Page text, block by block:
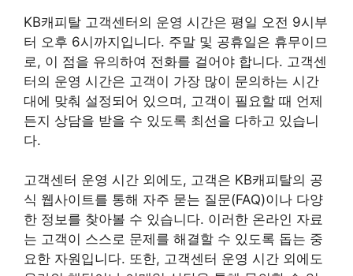
KB캐피탈 고객센터의 운영 시간은 평일 오전 9시부
터 오후 6시까지입니다. 주말 및 공휴일은 휴무이므
로, 이 점을 유의하여 전화를 걸어야 합니다. 고객센
터의 운영 시간은 고객이 가장 많이 문의하는 시간
대에 맞춰 설정되어 있으며, 고객이 필요할 때 언제
든지 상담을 받을 수 있도록 최선을 다하고 있습니
다.
고객센터 운영 시간 외에도, 고객은 KB캐피탈의 공
식 웹사이트를 통해 자주 묻는 질문(FAQ)이나 다양
한 정보를 찾아볼 수 있습니다. 이러한 온라인 자료
는 고객이 스스로 문제를 해결할 수 있도록 돕는 중
요한 자원입니다. 또한, 고객센터 운영 시간 외에도